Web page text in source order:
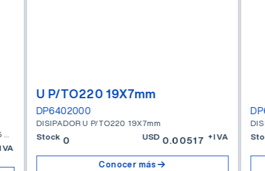
U P/TO220 19X7mm
DP6402000
DISIPADOR U P/TO220 19X7mm
Stock 0 USD 0.00517 +IVA
Conocer más